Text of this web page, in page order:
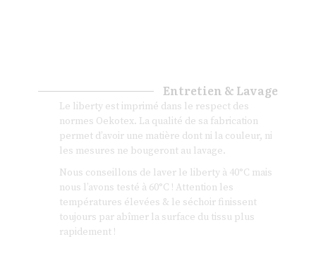
Entretien & Lavage
Le liberty est imprimé dans le respect des
normes Oekotex. La qualité de sa fabrication
permet d’avoir une matière dont ni la couleur, ni
les mesures ne bougeront au lavage.
Nous conseillons de laver le liberty à 40°C mais
nous l’avons testé à 60°C ! Attention les
températures élevées & le séchoir finissent
toujours par abîmer la surface du tissu plus
rapidement !